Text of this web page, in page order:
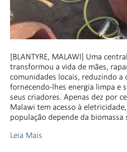
[BLANTYRE, MALAWI] Uma
transformou a vida de mães,
comunidades locais, reduzindo a
fornecendo-lhes energia limpa e
seus criadores. Apenas dez por
Malawi tem acesso à
população depende da biomassa
Leia Mais